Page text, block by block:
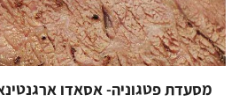
מסעדת פטגוניה- אסאדו